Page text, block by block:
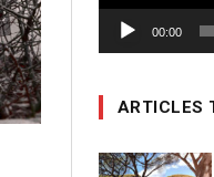
00:00
ARTICLES